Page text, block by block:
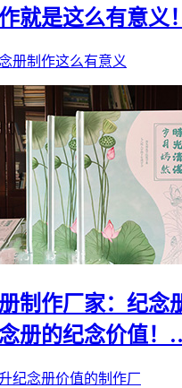
就是这么有意义
册制作这么有意义
制作厂家：纪念
册的纪念价值！
纪念册价值的制作厂